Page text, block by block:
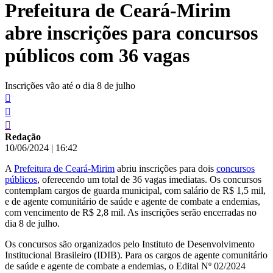
conteúdo
Prefeitura de Ceará-Mirim
abre inscrições para concursos
públicos com 36 vagas
Inscrições vão até o dia 8 de julho
Redação
10/06/2024 | 16:42
A Prefeitura de Ceará-Mirim abriu inscrições para dois concursos
públicos, oferecendo um total de 36 vagas imediatas. Os concursos
contemplam cargos de guarda municipal, com salário de R$ 1,5 mil,
e de agente comunitário de saúde e agente de combate a endemias,
com vencimento de R$ 2,8 mil. As inscrições serão encerradas no
dia 8 de julho.
Os concursos são organizados pelo Instituto de Desenvolvimento
Institucional Brasileiro (IDIB). Para os cargos de agente comunitário
de saúde e agente de combate a endemias, o Edital Nº 02/2024